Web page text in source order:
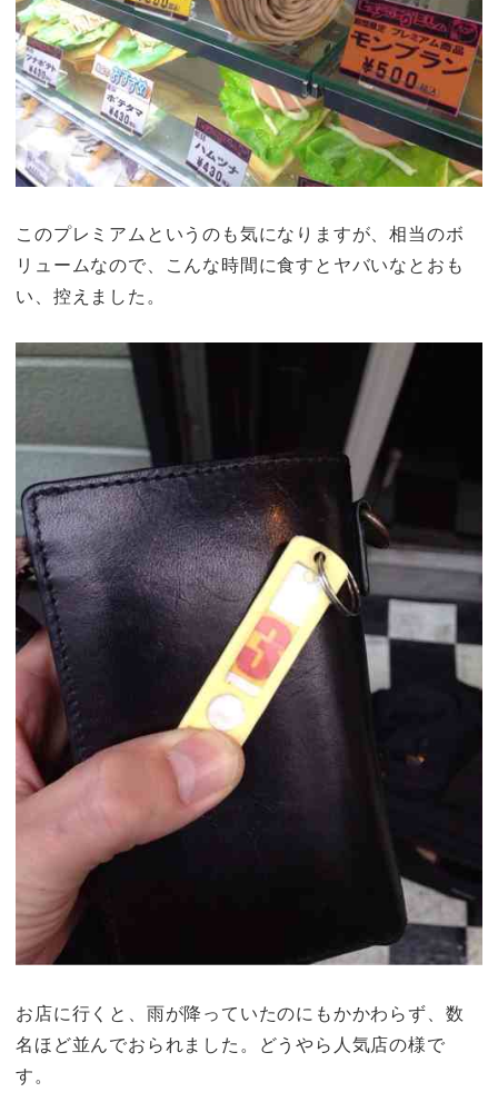
このプレミアムというのも気になりますが、相当のボ
リュームなので、こんな時間に食すとヤバいなとおも
い、控えました。
お店に行くと、雨が降っていたのにもかかわらず、数
名ほど並んでおられました。どうやら人気店の様で
す。